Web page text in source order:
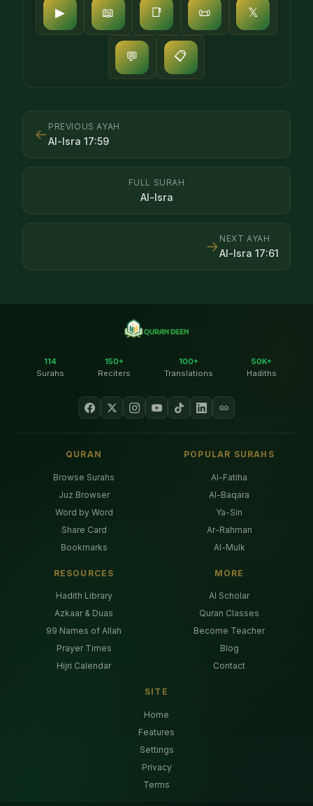
▶ 📖 📑 📜 𝕏
💬 📋
← PREVIOUS AYAH
Al-Isra 17:59
FULL SURAH
Al-Isra
NEXT AYAH
Al-Isra 17:61
→
114
Surahs
150+
Reciters
100+
Translations
50K+
Hadiths
QURAN
Browse Surahs
Juz Browser
Word by Word
Share Card
Bookmarks
POPULAR SURAHS
Al-Fatiha
Al-Baqara
Ya-Sin
Ar-Rahman
Al-Mulk
RESOURCES
Hadith Library
Azkaar & Duas
99 Names of Allah
Prayer Times
Hijri Calendar
MORE
AI Scholar
Quran Classes
Become Teacher
Blog
Contact
SITE
Home
Features
Settings
Privacy
Terms